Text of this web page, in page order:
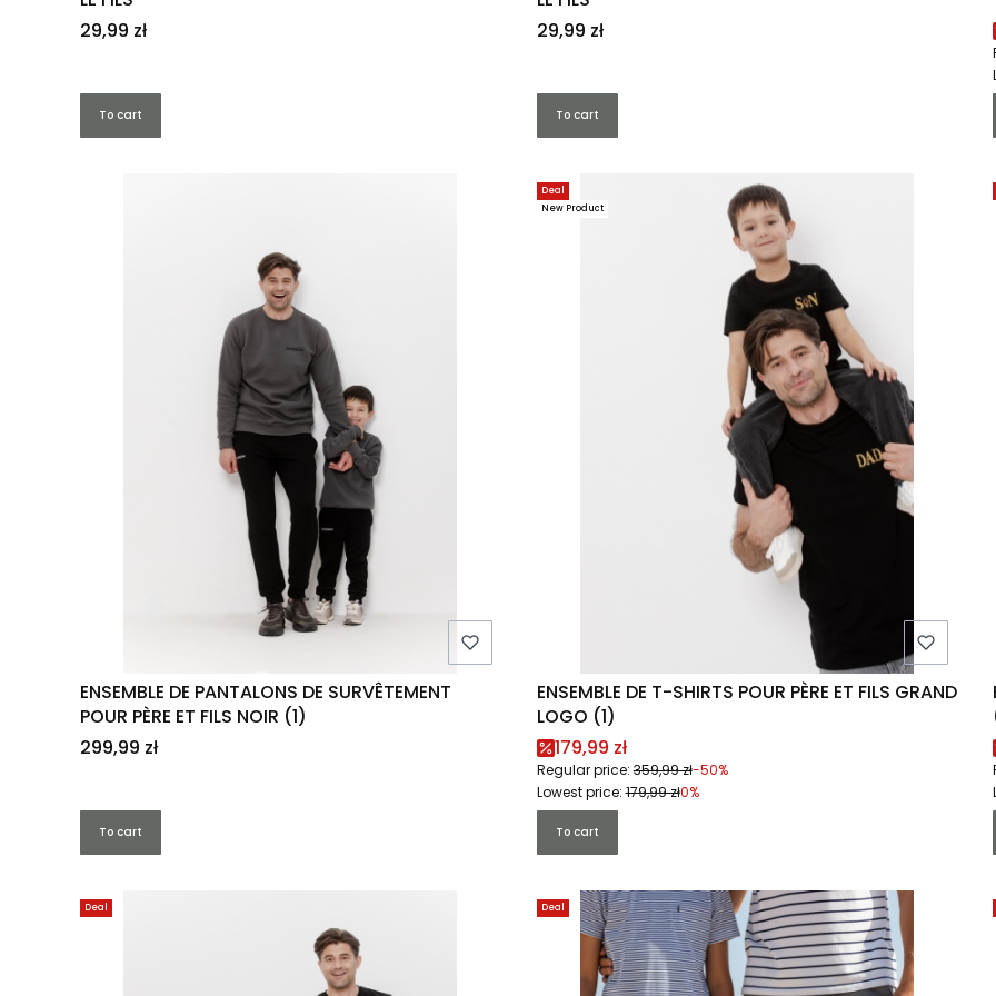
Price
29,99 zł
To cart
Price
29,99 zł
To cart
ENSEMBLE DE PANTALONS DE SURVÊTEMENT
POUR PÈRE ET FILS NOIR (1)
Price
299,99 zł
To cart
Deal
New Product
ENSEMBLE DE T-SHIRTS POUR PÈRE ET FILS GRAND
LOGO (1)
Promotional price
179,99 zł
Regular price: 359,99 zł-50%
Lowest price: 179,99 zł0%
To cart
Deal Deal